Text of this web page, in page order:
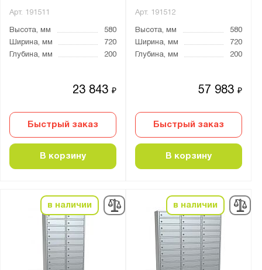
Арт. 191511
Высота, мм
580
Ширина, мм
720
Глубина, мм
200
23 843₽
Быстрый заказ
В корзину
Арт. 191512
Высота, мм
580
Ширина, мм
720
Глубина, мм
200
57 983₽
Быстрый заказ
В корзину
в наличии в наличии
38
Количество секций:
10
Распашная
Тип покрытия поверхности:
порошковое